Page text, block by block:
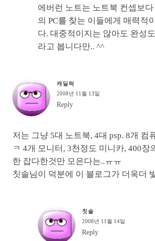
에버런 노트는 노트북 컨셉보
의 PC를 찾는 이들에게 매력적
다. 대중적이지는 않아도 완성
라고 봅니다만.. ^^
캐딜락
2008년 11월 13일
Reply
저는 그냥 5대 노트북, 4대 psp. 8개 컴
ㅋ 4개 모니터, 3천정도 미니카, 400장
한 잡다한것만 모은다는..ㅠㅠ
칫솔님이 덕분에 이 블로그가 더욱더
칫솔
2008년 11월 14일
Reply